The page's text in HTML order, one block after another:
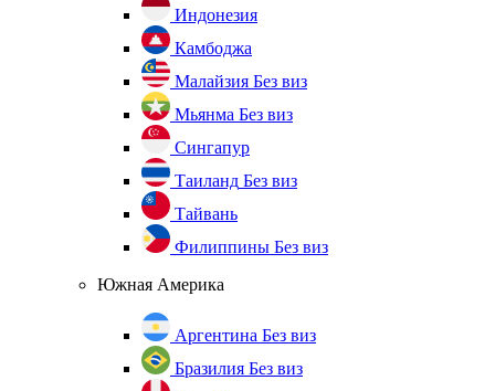
Индонезия
Камбоджа
Малайзия Без виз
Мьянма Без виз
Сингапур
Таиланд Без виз
Тайвань
Филиппины Без виз
Южная Америка
Аргентина Без виз
Бразилия Без виз